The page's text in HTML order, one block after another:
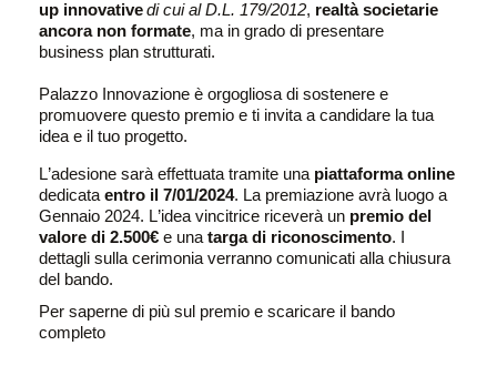
up innovativedi cui al D.L. 179/2012, realtà societarie
ancora non formate, ma in grado di presentare
business plan strutturati.
Palazzo Innovazione è orgogliosa di sostenere e
promuovere questo premio e ti invitaacandidare la tua
ideae il tuo progetto.
L’adesione sarà effettuata tramite una piattaforma online
dedicata entro il 7/01/2024. La premiazione avrà luogo a
Gennaio 2024. L’idea vincitrice riceverà un premio del
valore di 2.500€ e una targa di riconoscimento.
dettagli sulla cerimonia verranno comunicati alla chiusura
del bando.
Per saperne di più sul premio e scaricare il bando
completo